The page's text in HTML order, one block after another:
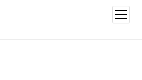
Menü
öffnen